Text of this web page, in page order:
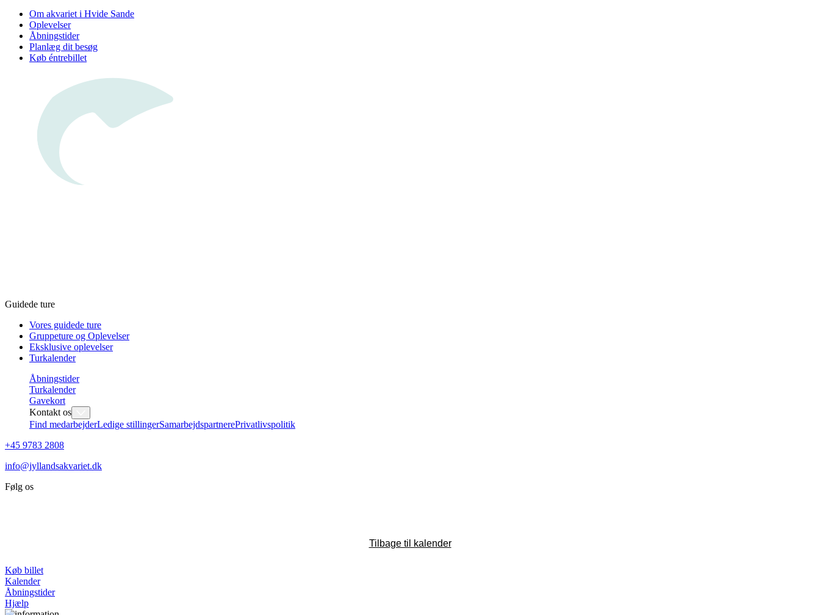
Om akvariet i Hvide Sande
Oplevelser
Åbningstider
Planlæg dit besøg
Køb éntrebillet
Guidede ture
Vores guidede ture
Gruppeture og Oplevelser
Eksklusive oplevelser
Turkalender
Åbningstider
Turkalender
Gavekort
Kontakt os
Find medarbejderLedige stillingerSamarbejdspartnerePrivatlivspolitik
+45 9783 2808
info@jyllandsakvariet.dk
Følg os
Tilbage til kalender
Køb billet
Kalender
Åbningstider
Hjælp